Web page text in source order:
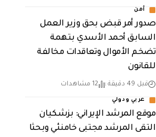
أمن
صدور أمر قبض بحق وزير العمل
السابق أحمد الأسدي بتهمة
تضخم الأموال وتعاقدات مخالفة
للقانون
قبل 49 دقيقة 12 مشاهدات
عربي ودولي
موقع المرشد الإيراني: بزشكيان
التقى المرشد مجتبى خامنئي وبحثا